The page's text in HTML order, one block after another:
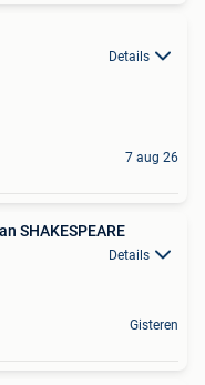
Details
7 aug 26
SHAKESPEARE
Details
Gisteren